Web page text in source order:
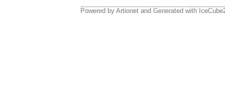
Powered by Artionet and Generated with